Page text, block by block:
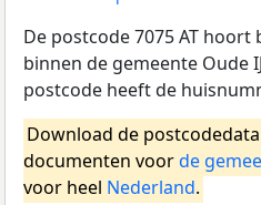
De postcode 7075 AT hoort
binnen de gemeente Oude
postcode heeft de
Download de
documenten voorde
voor heel Nederland.